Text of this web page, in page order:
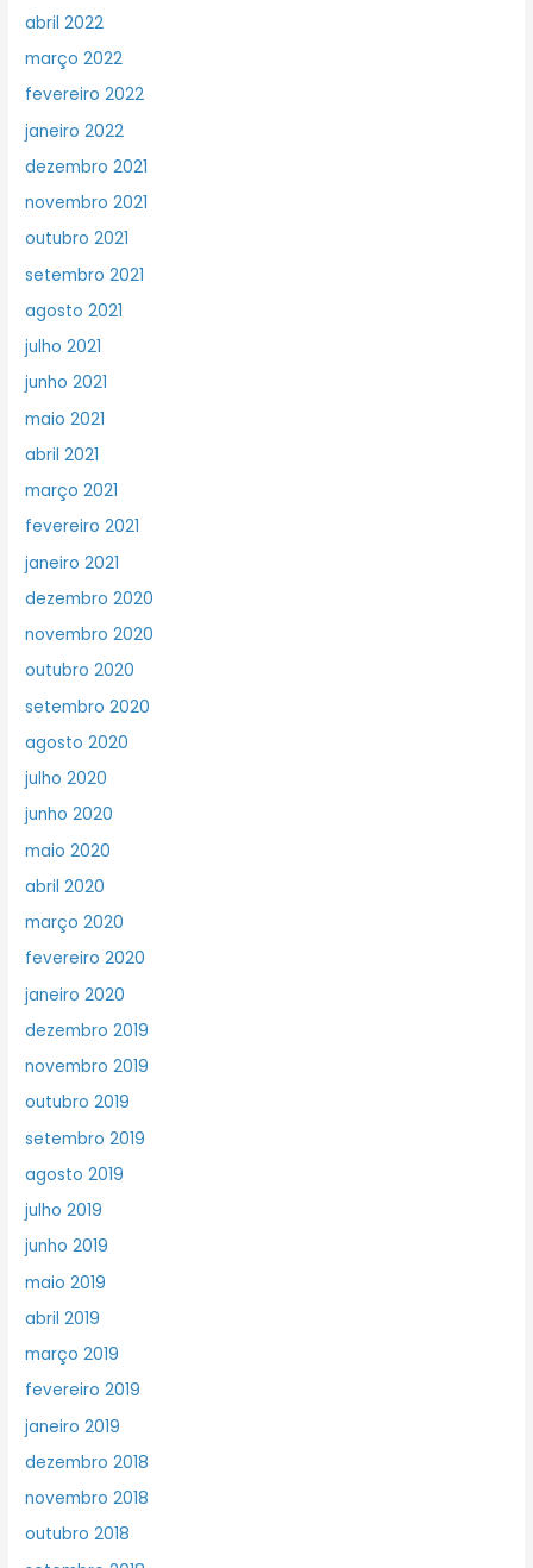
abril 2022
março 2022
fevereiro 2022
janeiro 2022
dezembro 2021
novembro 2021
outubro 2021
setembro 2021
agosto 2021
julho 2021
junho 2021
maio 2021
abril 2021
março 2021
fevereiro 2021
janeiro 2021
dezembro 2020
novembro 2020
outubro 2020
setembro 2020
agosto 2020
julho 2020
junho 2020
maio 2020
abril 2020
março 2020
fevereiro 2020
janeiro 2020
dezembro 2019
novembro 2019
outubro 2019
setembro 2019
agosto 2019
julho 2019
junho 2019
maio 2019
abril 2019
março 2019
fevereiro 2019
janeiro 2019
dezembro 2018
novembro 2018
outubro 2018